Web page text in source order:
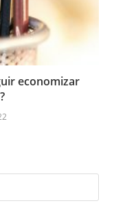
economizar